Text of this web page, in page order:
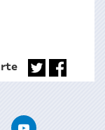
Youtube